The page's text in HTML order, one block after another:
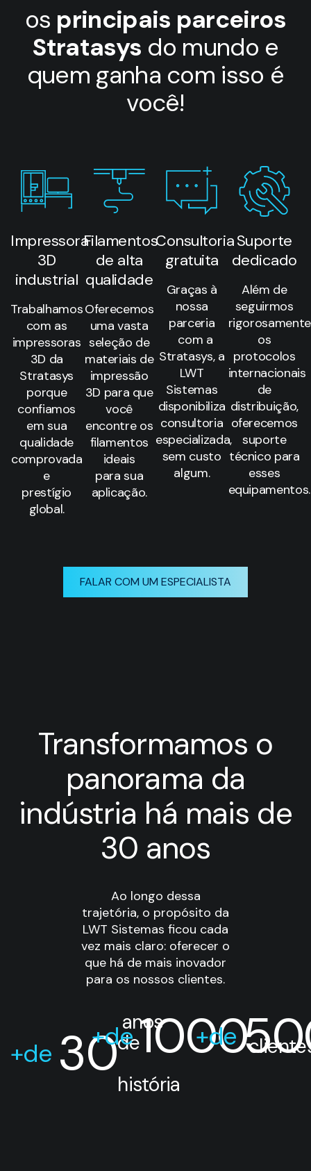
os principais parceiros
Stratasys do mundo e
quem ganha com isso é
você!
Impressora
3D
industrial
Trabalhamos
com as
impressoras
3D da
Stratasys
porque
confiamos
em sua
qualidade
comprovada
e
prestígio
global.
Filamentos
de alta
qualidade
Oferecemos
uma vasta
seleção de
materiais de
impressão
3D para que
você
encontre os
filamentos
ideais
para sua
aplicação.
Consultoria
gratuita
Graças à
nossa
parceria
com a
Stratasys, a
LWT
Sistemas
disponibiliza
consultoria
especializada,
sem custo
algum.
Suporte
dedicado
Além de
seguirmos
rigorosamente
os
protocolos
internacionais
de
distribuição,
oferecemos
suporte
técnico para
esses
equipamentos.
FALAR COM UM ESPECIALISTA
Transformamos o
panorama da
indústria há mais de
30 anos
Ao longo dessa
trajetória, o propósito da
LWT Sistemas ficou cada
vez mais claro: oferecer o
que há de mais inovador
para os nossos clientes.
+de 30 anos
de
história
+de 1000
+de